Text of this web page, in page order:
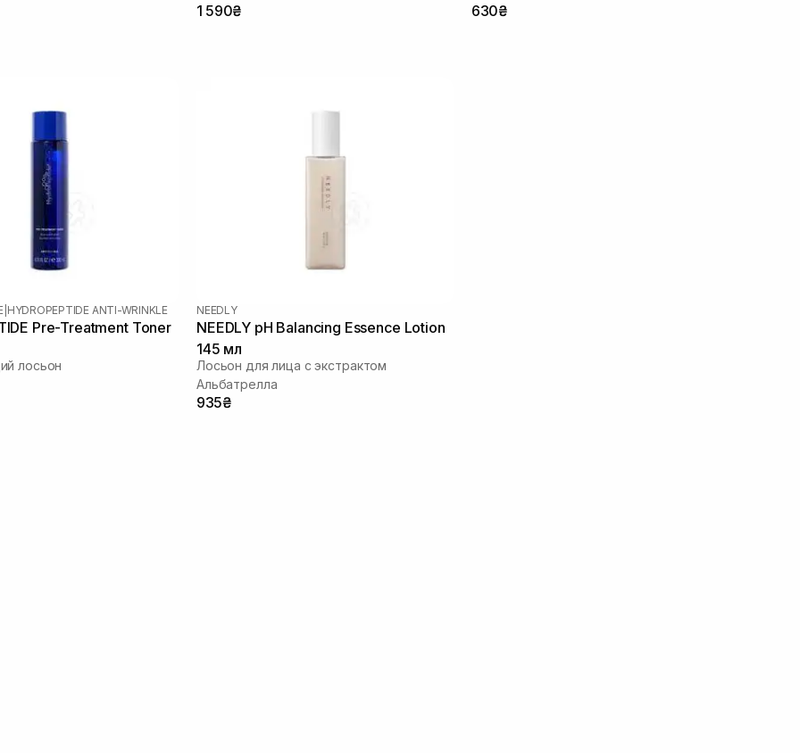
1 590₴ 630₴
HYDROPEPTIDE ANTI-WRINKLE
Pre-Treatment Toner
лосьон
NEEDLY
NEEDLY pH Balancing Essence Lotion
145 мл
Лосьон для лица с экстрактом
Альбатрелла
935₴